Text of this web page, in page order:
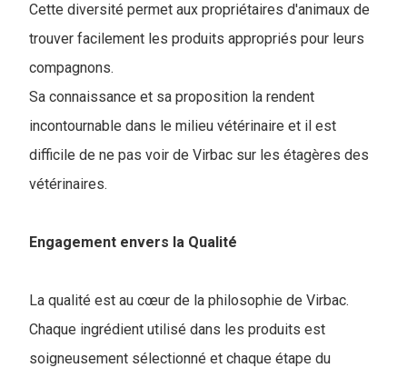
Cette diversité permet aux propriétaires d'animaux de
trouver facilement les produits appropriés pour leurs
compagnons.
Sa connaissance et sa proposition la rendent
incontournable dans le milieu vétérinaire et il est
difficile de ne pas voir de Virbac sur les étagères des
vétérinaires.
Engagement envers la Qualité
La qualité est au cœur de la philosophie de Virbac.
Chaque ingrédient utilisé dans les produits est
soigneusement sélectionné et chaque étape du